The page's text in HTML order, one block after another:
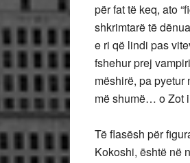
për fat të keq, ato
shkrimtarë të
e ri që lindi pas
fshehur prej
mëshirë, pa
më shumë… o Zot
Të flasësh për
Kokoshi, është në